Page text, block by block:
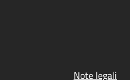
Note legali